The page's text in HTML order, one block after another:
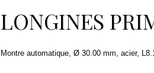
LONGINES
Montre automatique, Ø 30.00 mm, acier,